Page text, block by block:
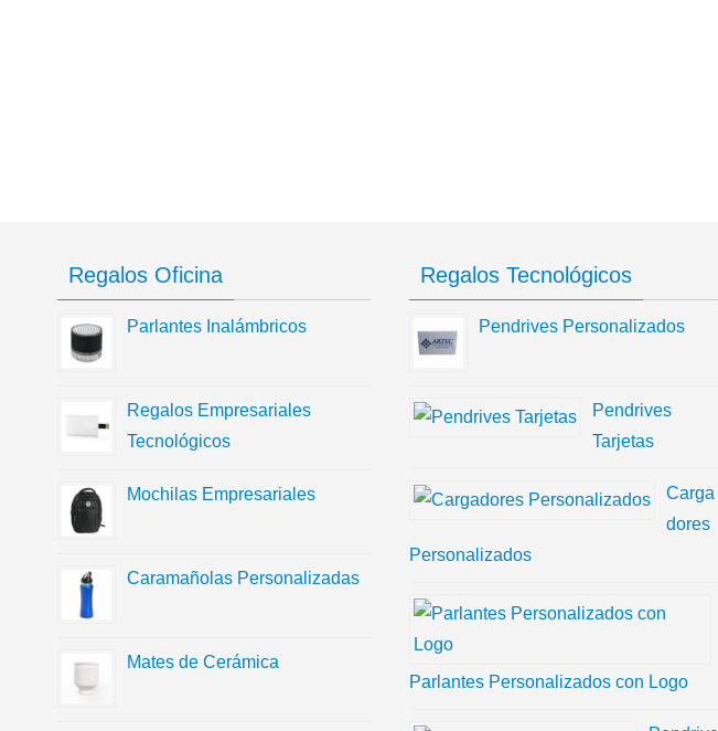
Regalos Oficina
Parlantes Inalámbricos
Regalos Empresariales
Tecnológicos
Mochilas Empresariales
Caramañolas Personalizadas
Mates de Cerámica
Regalos Tecnológicos
Pendrives Personalizados
Pendrives
Tarjetas
Carga
dores
Personalizados
Parlantes Personalizados con Logo